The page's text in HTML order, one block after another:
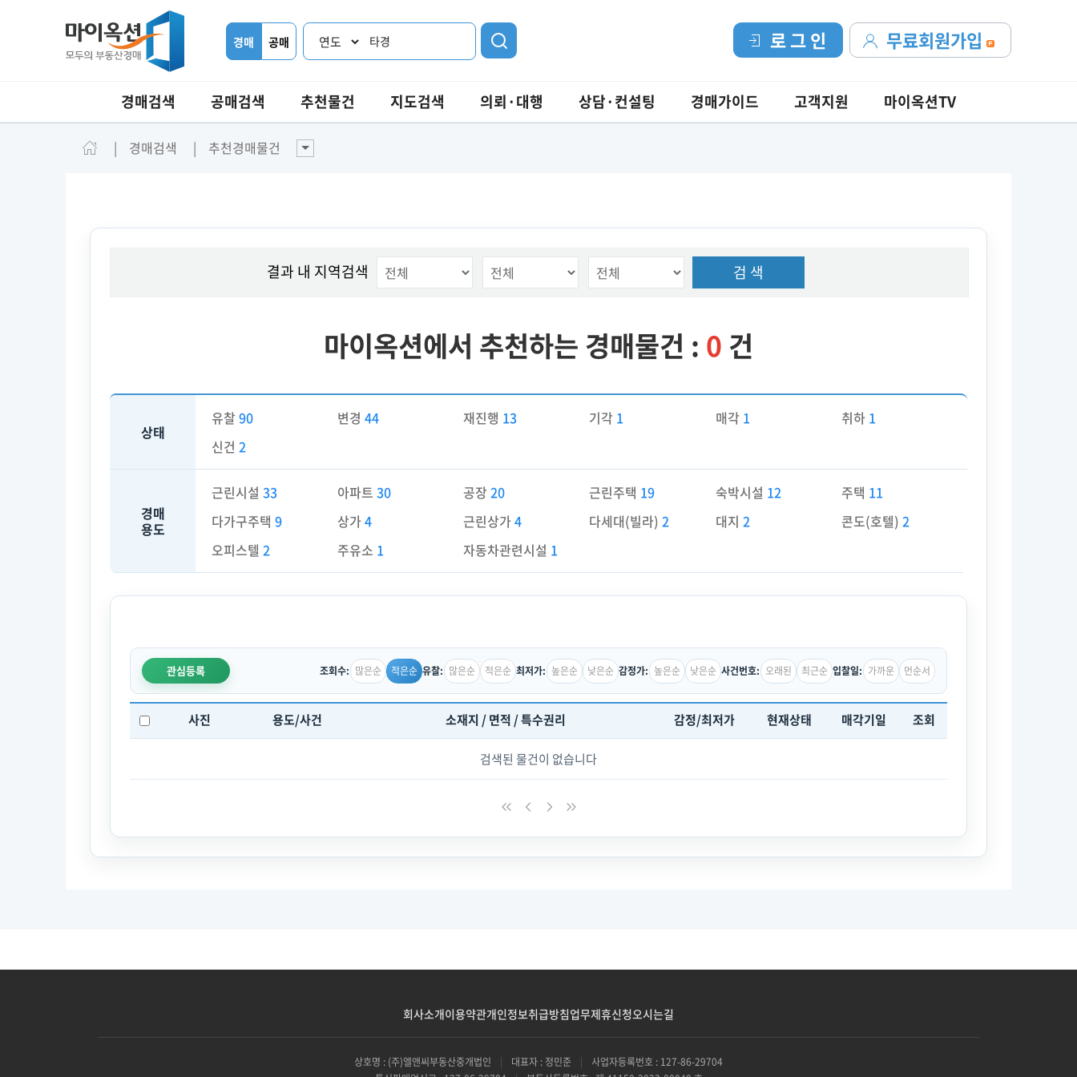
경매 공매 타경 무료회원가입
로 그 인
경매검색 공매검색 추천물건 지도검색 의뢰·대행 상담·컨설팅 경매가이드 고객지원 마이옥션TV
경매검색 추천경매물건
결과 내 지역검색 검 색
마이옥션에서 추천하는 경매물건 : 0 건
상태
유찰 90 변경44 재진행 13 기각 1 매각 1 취하 1
신건 2
경매
용도
근린시설 33 아파트30 공장20 근린주택 19 숙박시설 12 주택 11
다가구주택 9 상가4 근린상가4 다세대(빌라)2 대지 2 콘도(호텔) 2
오피스텔 2 주유소 1 자동차관련시설 1
관심등록 조회수: 많은순 적은순 유찰: 많은순 적은순 최저가: 높은순 낮은순 감정가: 높은순 낮은순 사건번호: 오래된 최근순 입찰일: 가까운 먼순서
사진 용도/사건 소재지 / 면적 / 특수권리 감정/최저가 현재상태 매각기일 조회
검색된 물건이 없습니다
회사소개이용약관개인정보취급방침업무제휴신청오시는길
상호명 : (주)엘앤씨부동산중개법인 | 대표자 : 정민준 |
사업자등록번호 : 127-86-29704